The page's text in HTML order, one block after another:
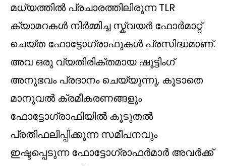
മധ്യത്തിൽ പ്രചാരത്തിലിരുന്ന TLR
ക്യാമറകൾ നിർമ്മിച്ച സ്ക്വയർ ഫോർമാറ്റ്
ചെയ്ത ഫോട്ടോഗ്രാഫുകൾ പ്രസിദ്ധമാണ്.
അവ ഒരു വ്യതിരിക്തമായ ഷൂട്ടിംഗ്
അനുഭവം പ്രദാനം ചെയ്യുന്നു, കൂടാതെ
മാനുവൽ ക്രമീകരണങ്ങളും
ഫോട്ടോഗ്രാഫിയിൽ കൂടുതൽ
പ്രതിഫലിപ്പിക്കുന്ന സമീപനവും
ഇഷ്ടപ്പെടുന്ന ഫോട്ടോഗ്രാഫർമാർ അവർക്ക്